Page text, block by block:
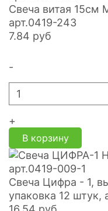
Свеча витая 15см
арт.0419-243
7.84 руб
-
+
В корзину
Свеча Цифра - 1,
упаковка 12 штук,